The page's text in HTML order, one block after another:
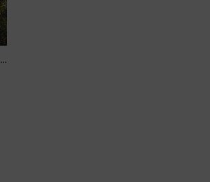
Qu’est-ce que le Tantra ?